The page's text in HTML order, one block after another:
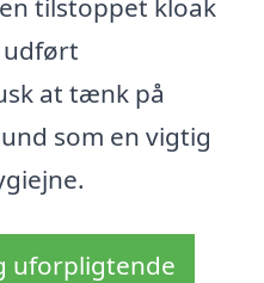
tilstoppet kloak
udført
at tænk på
som en vigtig
uforpligtende